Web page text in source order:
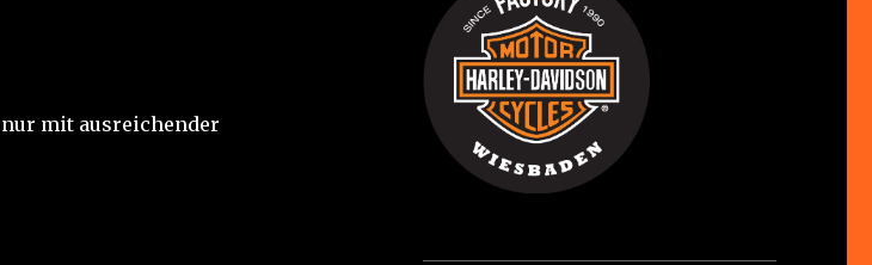
mit ausreichender